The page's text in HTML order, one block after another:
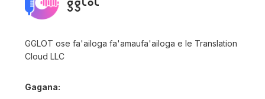
GGLOT ose fa'ailoga fa'amaufa'ailoga e le Translation
Cloud LLC
Gagana: